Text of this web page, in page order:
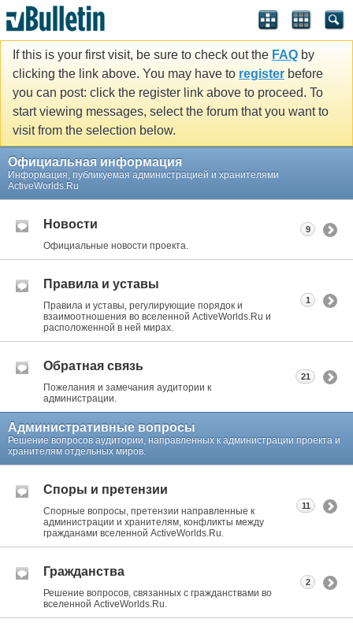
If this is your first visit, be sure to check out the FAQ by
clicking the link above. You may have to register before
you can post: click the register link above to proceed. To
start viewing messages, select the forum that you want to
visit from the selection below.
Официальная информация
Информация, публикуемая администрацией и хранителями
ActiveWorlds.Ru
Новости
Официальные новости проекта.
9
Правила и уставы
Правила и уставы, регулирующие порядок и
взаимоотношения во вселенной ActiveWorlds.Ru и
расположенной в ней мирах.
1
Обратная связь
Пожелания и замечания аудитории к
администрации.
21
Административные вопросы
Решение вопросов аудитории, направленных к администрации проекта и
хранителям отдельных миров.
Споры и претензии
Спорные вопросы, претензии направленные к
администрации и хранителям, конфликты между
гражданами вселенной ActiveWorlds.Ru.
11
Гражданства
Решение вопросов, связанных с гражданствами во
вселенной ActiveWorlds.Ru.
2